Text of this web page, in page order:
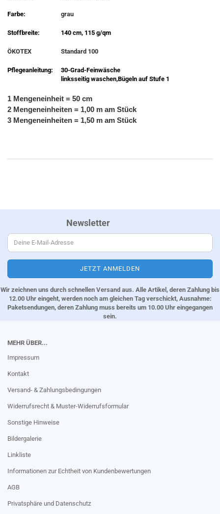
Farbe: grau
Stoffbreite: 140 cm, 115 g/qm
ÖKOTEX Standard 100
Pflegeanleitung:
30-Grad-Feinwäsche
linksseitig waschen,Bügeln auf Stufe 1
1 Mengeneinheit = 50 cm
2 Mengeneinheiten = 1,00 m am Stück
3 Mengeneinheiten = 1,50 m am Stück
Newsletter
Wir zeichnen uns durch schnellen Versand aus. Alle Artikel, deren Zahlung bis
12.00 Uhr eingeht, werden noch am gleichen Tag verschickt, Ausnahme:
Paketsendungen, deren Zahlung muss bereits um 10.00 Uhr eingegangen
sein.
MEHR ÜBER...
Impressum
Kontakt
Versand- & Zahlungsbedingungen
Widerrufsrecht & Muster-Widerrufsformular
Sonstige Hinweise
Bildergalerie
Linkliste
Informationen zur Echtheit von Kundenbewertungen
AGB
Privatsphäre und Datenschutz